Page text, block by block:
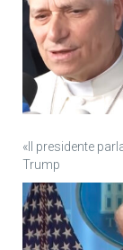
«Il presidente
Trump